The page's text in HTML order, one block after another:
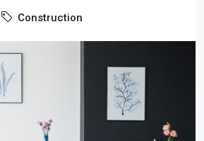
Construction